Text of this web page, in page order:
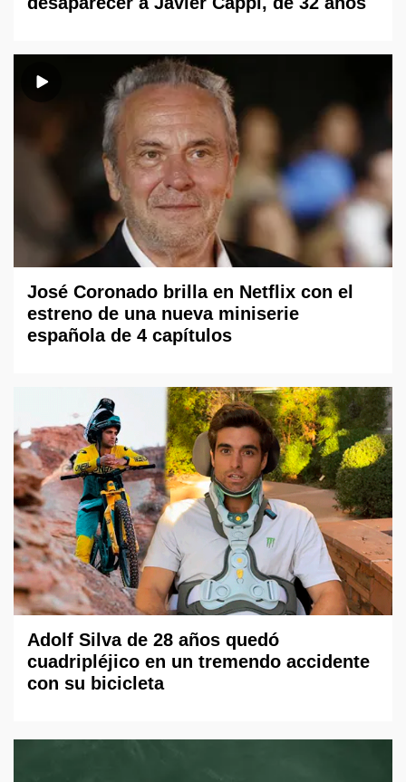
José Coronado brilla en Netflix con el
estreno de una nueva miniserie
española de 4 capítulos
Adolf Silva de 28 años quedó
cuadripléjico en un tremendo accidente
con su bicicleta